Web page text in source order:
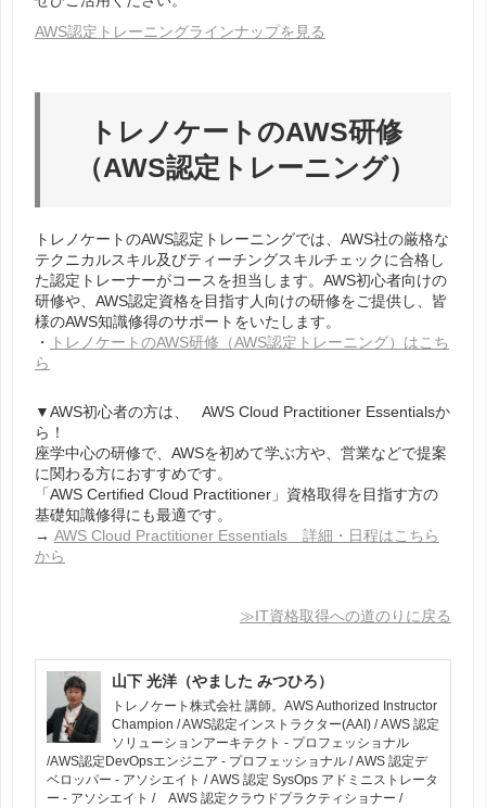
AWS認定トレーニングラインナップを見る
トレノケートのAWS研修
（AWS認定トレーニング）
トレノケートのAWS認定トレーニングでは、AWS社の厳格な
テクニカルスキル及びティーチングスキルチェックに合格し
た認定トレーナーがコースを担当します。 AWS初心者向けの
研修や、AWS認定資格を目指す人向けの研修をご提供し、皆
様のAWS知識修得のサポートをいたします。
・
トレノケートのAWS研修（AWS認定トレーニング）はこち
ら
▼AWS初心者の方は、
AWS Cloud Practitioner Essentialsか
ら！
座学中心の研修で、AWSを初めて学ぶ方や、営業などで提案
に関わる方におすすめです。
「AWS Certified Cloud Practitioner」資格取得を目指す方の
基礎知識修得にも最適です。
→ AWS Cloud Practitioner Essentials 詳細・日程はこちら
から
≫IT資格取得への道のりに戻る
山下 光洋（やました みつひろ）
トレノケート株式会社 講師。AWS Authorized Instructor
Champion / AWS認定インストラクター(AAI) / AWS 認定
ソリューションアーキテクト - プロフェッショナル
/AWS認定DevOpsエンジニア - プロフェッショナル / AWS 認定デ
ベロッパー - アソシエイト / AWS 認定 SysOps アドミニストレータ
ー - アソシエイト / AWS 認定クラウドプラクティショナー /